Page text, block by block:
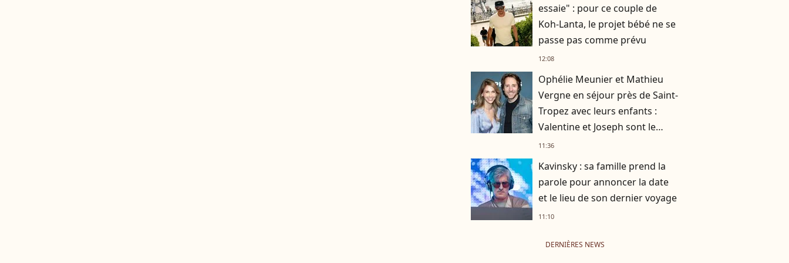
essaie" : pour ce couple de
Koh-Lanta, le projet bébé ne se
passe pas comme prévu
12:08
Ophélie Meunier et Mathieu
Vergne en séjour près de Saint-
Tropez avec leurs enfants :
Valentine et Joseph sont le
parfait mélange de leurs
11:36
Kavinsky : sa famille prend la
parole pour annoncer la date
et le lieu de son dernier voyage
11:10
DERNIÈRES NEWS